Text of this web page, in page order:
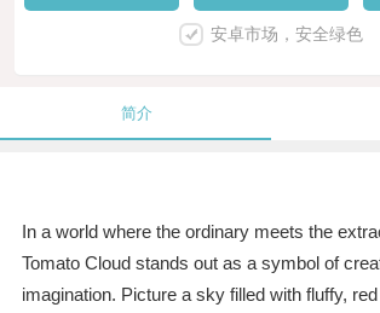
安卓市场，安全绿色
简介
In a world where the ordinary meets the
Tomato Cloud stands out as a symbol of
imagination. Picture a sky filled with fluffy,